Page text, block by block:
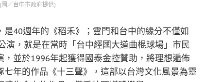
／台中市政府提供)
40週年的《稻禾》；雲門和台中的緣分不僅如
，就是在當時「台中經國大道曲棍球場」市民
並於1996年起獲得國泰金控贊助，將理想遍佈
年的作品《十三聲》，這部以台灣文化風景為靈